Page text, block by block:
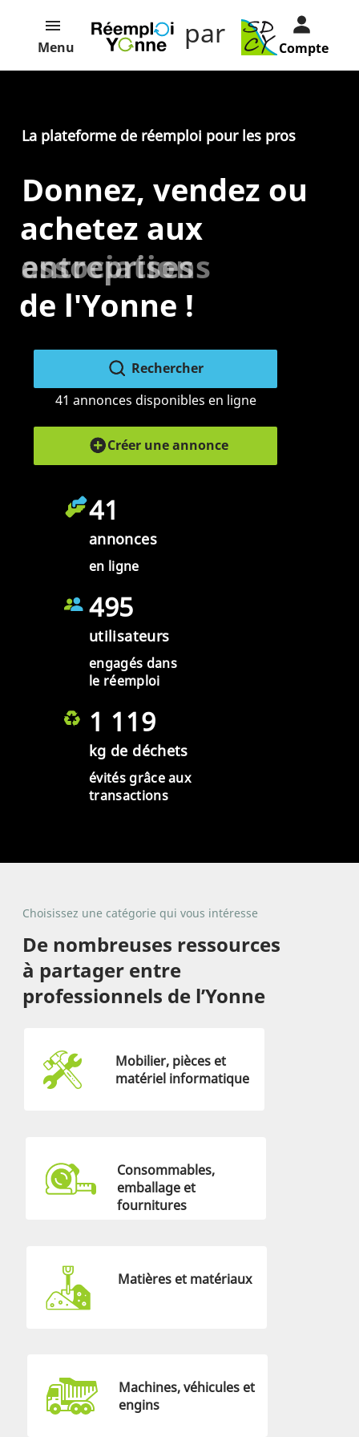
Menu par Compte
La plateforme de réemploi pour les pros
Donnez, vendez ou
achetez aux
entreprises
associations
de l'Yonne !
Rechercher
41 annonces disponibles en ligne
Créer une annonce
41
annonces
en ligne
495
utilisateurs
engagés dans
le réemploi
1 119
kg de déchets
évités grâce aux
transactions
Choisissez une catégorie qui vous intéresse
De nombreuses ressources
à partager entre
professionnels de l’Yonne
Mobilier, pièces et
matériel informatique
Consommables,
emballage et
fournitures
Matières et matériaux
Machines, véhicules et
engins